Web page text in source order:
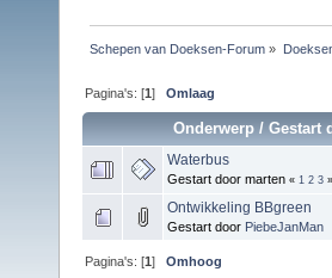
Schepen van Doeksen-Forum »
Pagina's: [1]Omlaag
Onderwerp /Gestart
Waterbus
Gestart door marten « 1 2 3 »
Ontwikkeling BBgreen
Gestart door PiebeJanMan
Pagina's: [1]Omhoog